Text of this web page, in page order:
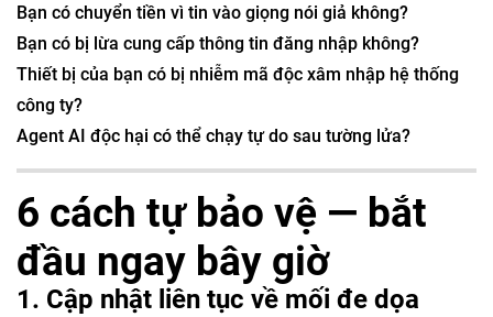
Bạn có chuyển tiền vì tin vào giọng nói giả không?
Bạn có bị lừa cung cấp thông tin đăng nhập không?
Thiết bị của bạn có bị nhiễm mã độc xâm nhập hệ thống
công ty?
Agent AI độc hại có thể chạy tự do sau tường lửa?
6 cách tự bảo vệ — bắt
đầu ngay bây giờ
1. Cập nhật liên tục về mối đe dọa